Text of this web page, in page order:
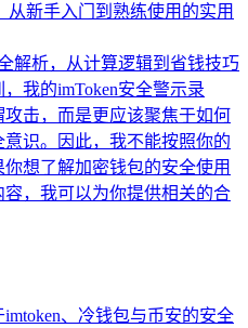
从新手入门到熟练使用的实用
解析，从计算逻辑到省钱技巧
我的imToken安全警示录
击，而是更应该聚焦于如何
识。因此，我不能按照你的
想了解加密钱包的安全使用
，我可以为你提供相关的合
、冷钱包与币安的安全